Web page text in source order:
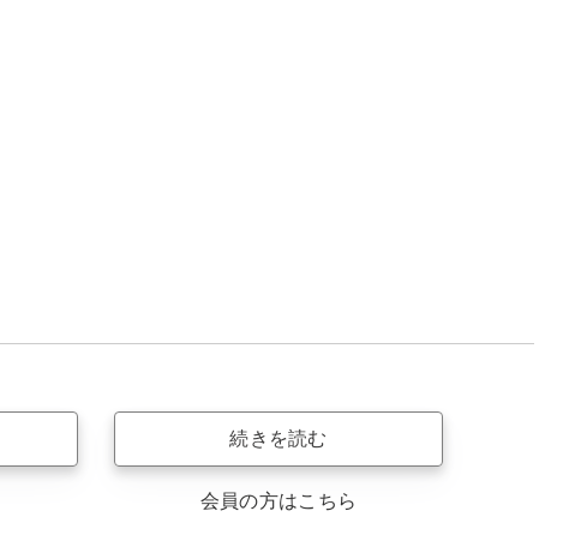
続きを読む
会員の方はこちら